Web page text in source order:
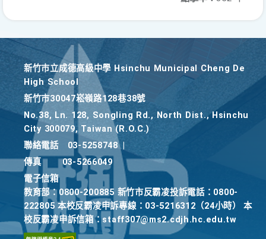
新竹巿立成德高級中學 Hsinchu Municipal Cheng De
High School
新竹巿30047崧嶺路128巷38號
No.38, Ln. 128, Songling Rd., North Dist., Hsinchu
City 300079, Taiwan (R.O.C.)
聯絡電話
03-5258748
傳真
03-5266049
電子信箱
教育部：0800-200885 新竹市反霸凌投訴電話：0800-
222805 本校反霸凌申訴專線：03-5216312（24小時） 本
校反霸凌申訴信箱：staff307@ms2.cdjh.hc.edu.tw